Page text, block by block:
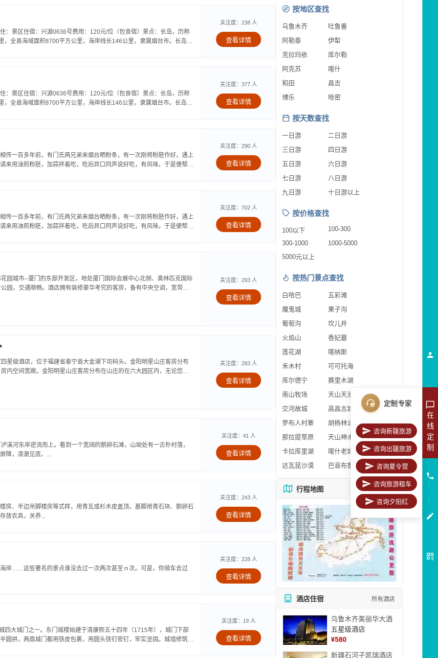
：景区住宿：兴源0636号费用：120元/位（包食宿）景点：长岛，历称
全县海域面积8700平方公里，海岸线长146公里，隶属烟台市。长岛县
关注度：238 人
查看详情
：景区住宿：兴源0636号费用：120元/位（包食宿）景点：长岛，历称
全县海域面积8700平方公里，海岸线长146公里，隶属烟台市。长岛县
关注度：377 人
查看详情
传一百多年前，有门氏两兄弟来烟台晒粉条，有一次刚将粉胚作好，遇上
来用油煎粉胚，加蒜拌着吃，吃后异口同声说好吃，有风味。于是便帮门
关注度：290 人
查看详情
传一百多年前，有门氏两兄弟来烟台晒粉条，有一次刚将粉胚作好，遇上
来用油煎粉胚，加蒜拌着吃，吃后异口同声说好吃，有风味。于是便帮门
关注度：702 人
查看详情
园城市--厦门的东部开发区，地处厦门国际会展中心北侧、奥林匹克国际
园，交通顺畅。酒店拥有装修豪华考究的客房，备有中央空调，宽带上
关注度：293 人
查看详情
星级酒店，位于福建省泰宁县大金湖下坊码头。金阳明星山庄客房分布
内空间宽敞。金阳明星山庄客房分布在山庄的在六大园区内，无论您居
关注度：283 人
查看详情
河东岸逆流而上。看到一个宽阔的鹅卵石滩，山坳处有一古朴村落，
障，清澈见底、...
关注度：41 人
查看详情
房、半边吊脚楼房等式样，用青瓦或杉木皮盖顶。基脚用青石块、鹅卵石
放农具，关养...
关注度：243 人
查看详情
岸……这些著名的景点谁没去过一次两次甚至ｎ次。可是，你骑车去过
关注度：228 人
查看详情
大城门之一。东门城楼始建于清康熙五十四年（1715年），城门下部
圆拱，两扇城门都用铁皮包裹，用圆头铁钉密钉，牢实坚固。城墙修筑全
关注度：19 人
查看详情
按地区查找
乌鲁木齐
吐鲁番
阿勒泰
伊犁
克拉玛依
库尔勒
阿克苏
喀什
和田
昌吉
博乐
哈密
按天数查找
一日游
二日游
三日游
四日游
五日游
六日游
七日游
八日游
九日游
十日游以上
按价格查找
100以下
100-300
300-1000
1000-5000
5000元以上
按热门景点查找
白哈巴
五彩滩
魔鬼城
果子沟
葡萄沟
坎儿井
火焰山
香妃墓
莲花湖
喀纳斯
禾木村
可可托海
库尔德宁
赛里木湖
南山牧场
天山天池
交河故城
高昌古城
罗布人村寨
胡杨林公园
那拉提草原
天山神木园
卡拉库里湖
喀什老城区
达瓦昆沙漠
巴音布鲁克
行程地图 更多地图
酒店住宿 所有酒店
乌鲁木齐美丽华大酒
五星级酒店
¥580
新疆石河子凯瑞酒店
在
线
定
制
定制专家
咨询新疆旅游
咨询出疆旅游
咨询夏令营
咨询旅游租车
咨询夕阳红